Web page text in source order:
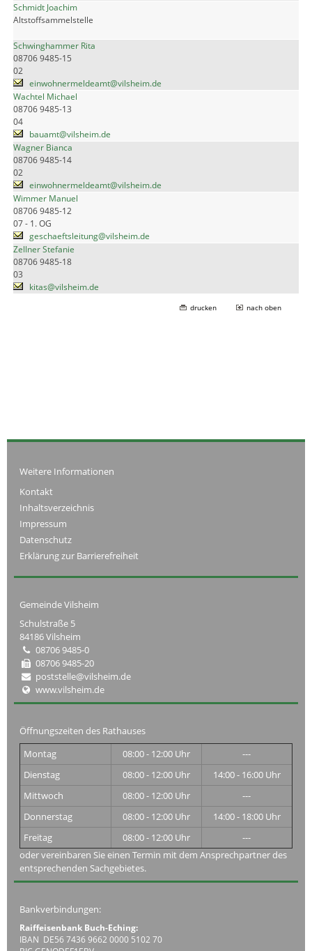
Schmidt Joachim
Altstoffsammelstelle
Schwinghammer Rita
08706 9485-15
02
einwohnermeldeamt@vilsheim.de
Wachtel Michael
08706 9485-13
04
bauamt@vilsheim.de
Wagner Bianca
08706 9485-14
02
einwohnermeldeamt@vilsheim.de
Wimmer Manuel
08706 9485-12
07 - 1. OG
geschaeftsleitung@vilsheim.de
Zellner Stefanie
08706 9485-18
03
kitas@vilsheim.de
drucken nach oben
Weitere Informationen
Kontakt
Inhaltsverzeichnis
Impressum
Datenschutz
Erklärung zur Barrierefreiheit
Gemeinde Vilsheim
Schulstraße 5
84186 Vilsheim
08706 9485-0
08706 9485-20
poststelle@vilsheim.de
www.vilsheim.de
Öffnungszeiten des Rathauses
Montag
08:00 - 12:00 Uhr
---
Dienstag
08:00 - 12:00 Uhr
14:00 - 16:00 Uhr
Mittwoch
08:00 - 12:00 Uhr
---
Donnerstag
08:00 - 12:00 Uhr
14:00 - 18:00 Uhr
Freitag
08:00 - 12:00 Uhr
---
oder vereinbaren Sie einen Termin mit dem Ansprechpartner des
entsprechenden Sachgebietes.
Bankverbindungen:
Raiffeisenbank Buch-Eching:
IBAN DE56 7436 9662 0000 5102 70